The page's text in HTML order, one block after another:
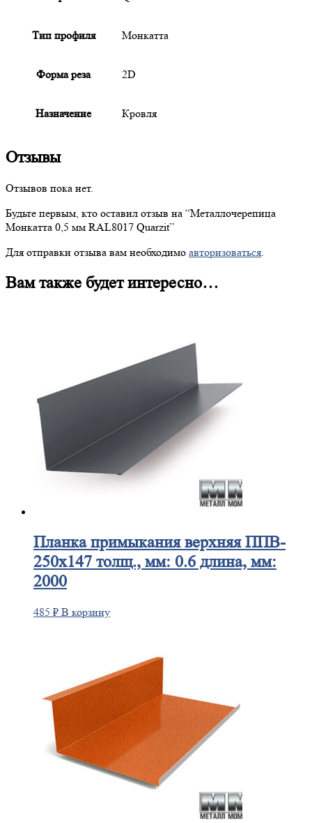
Тип профиля Монкатта
Форма реза 2D
Назначение Кровля
Отзывы
Отзывов пока нет.
Будьте первым, кто оставил отзыв на “Металлочерепица
Монкатта 0,5 мм RAL8017 Quarzit”
Для отправки отзыва вам необходимо авторизоваться
Вам также будет интересно…
Планкапримыкания верхняя ППВ-
250х147 толщ., мм: 0.6 длина, мм:
2000
485 ₽ В корзину